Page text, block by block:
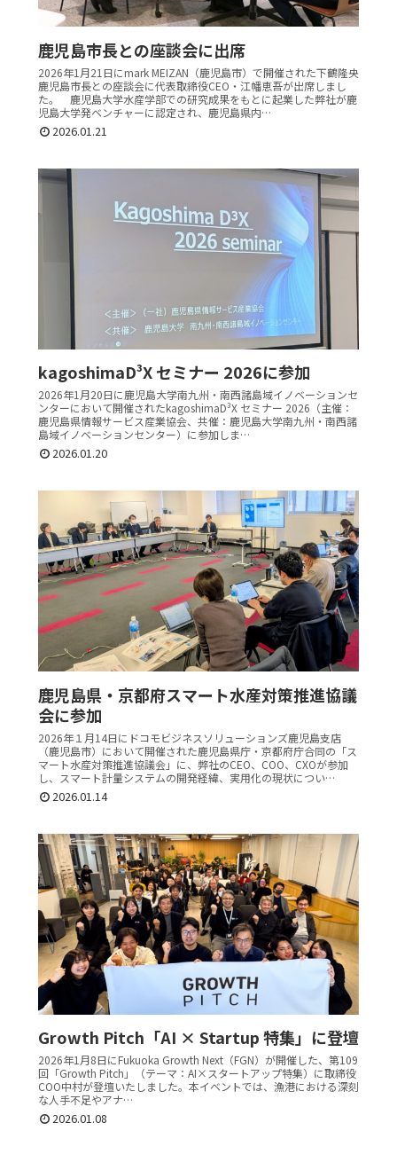
鹿児島市長との座談会に出席
2026年1月21日にmark MEIZAN（鹿児島市）で開催された下鶴隆央
鹿児島市長との座談会に代表取締役CEO・江幡恵吾が出席しまし
た。 鹿児島大学水産学部での研究成果をもとに起業した弊社が鹿
児島大学発ベンチャーに認定され、鹿児島県内…
2026.01.21
kagoshimaD³X セミナー 2026に参加
2026年1月20日に鹿児島大学南九州・南西諸島域イノベーションセ
ンターにおいて開催されたkagoshimaD³X セミナー 2026（主催：
鹿児島県情報サービス産業協会、共催：鹿児島大学南九州・南西諸
島域イノベーションセンター）に参加しま…
2026.01.20
鹿児島県・京都府スマート水産対策推進協議
会に参加
2026年１月14日にドコモビジネスソリューションズ鹿児島支店
（鹿児島市）において開催された鹿児島県庁・京都府庁合同の「ス
マート水産対策推進協議会」に、弊社のCEO、COO、CXOが参加
し、スマート計量システムの開発経緯、実用化の現状につい…
2026.01.14
Growth Pitch「AI × Startup 特集」に登壇
2026年1月8日にFukuoka Growth Next（FGN）が開催した、第109
回「Growth Pitch」（テーマ：AI×スタートアップ特集）に取締役
COO中村が登壇いたしました。本イベントでは、漁港における深刻
な人手不足やアナ…
2026.01.08